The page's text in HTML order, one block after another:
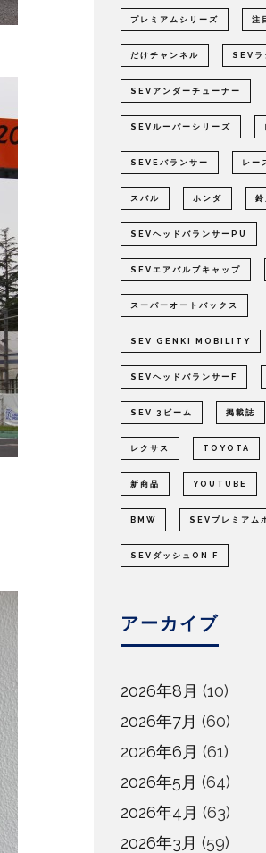
プレミアムシリーズ 注
だけチャンネル SEVラ
SEVアンダーチューナー
SEVルーパーシリーズ
SEVEバランサー レー
スバル ホンダ 鈴
SEVヘッドバランサーPU
SEVエアバルブキャップ
スーパーオートバックス
SEV GENKI MOBILITY
SEVヘッドバランサーF
SEV 3ビーム 掲載誌
レクサス TOYOTA
新商品 YOUTUBE
BMW SEVプレミアム
SEVダッシュON F
アーカイブ
2026年8月 (10)
2026年7月 (60)
2026年6月 (61)
2026年5月 (64)
2026年4月 (63)
2026年3月 (59)